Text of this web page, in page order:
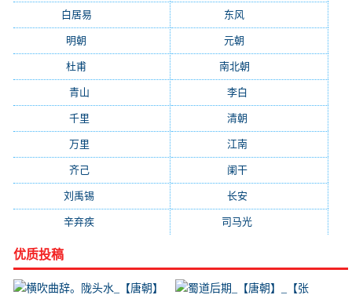
白居易 东风
明朝 元朝
杜甫 南北朝
青山 李白
千里 清朝
万里 江南(805)
齐己(781) 阑干(723)
刘禹锡 长安(695)
辛弃疾 司马光
优质投稿